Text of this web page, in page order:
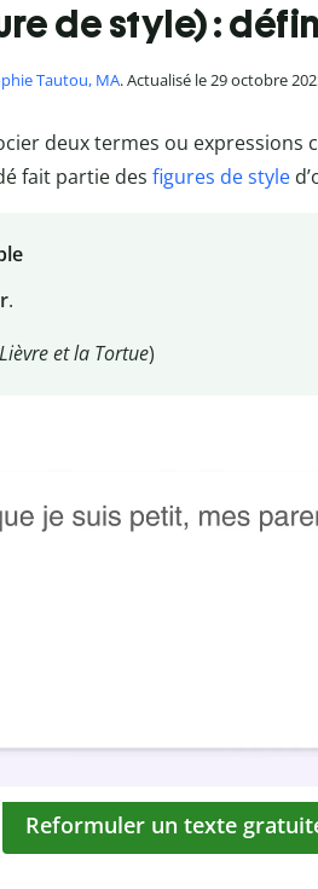
de style) :
Tautou, MA. Actualisé le 29 octobre
deux termes ou
fait partie des figures de style
.
et la Tortue)
Reformuler un texte